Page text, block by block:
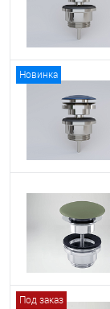
Новинка
Под заказ